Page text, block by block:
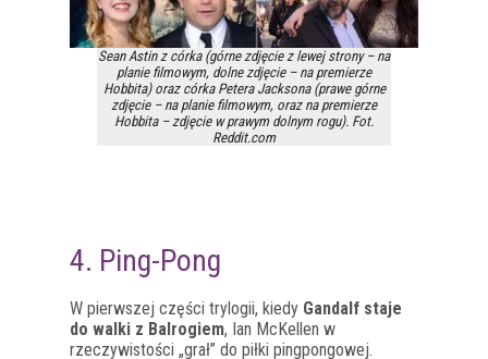
Sean Astin z córka (górne zdjęcie z lewej strony – na
planie filmowym, dolne zdjęcie – na premierze
Hobbita) oraz córka Petera Jacksona (prawe górne
zdjęcie – na planie filmowym, oraz na premierze
Hobbita – zdjęcie w prawym dolnym rogu). Fot.
Reddit.com
4. Ping-Pong
W pierwszej części trylogii, kiedy Gandalf staje
do walki z Balrogiem, Ian McKellen w
rzeczywistości „grał” do piłki pingpongowej.